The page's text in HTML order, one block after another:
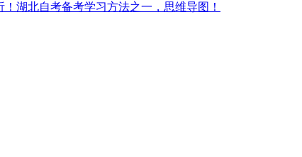
湖北自考备考学习方法之一，思维导图！